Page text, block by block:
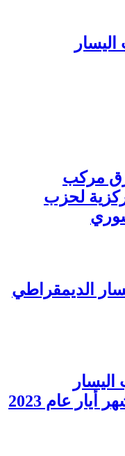
مركب
لحزب
الديمقراطي
عام 2023